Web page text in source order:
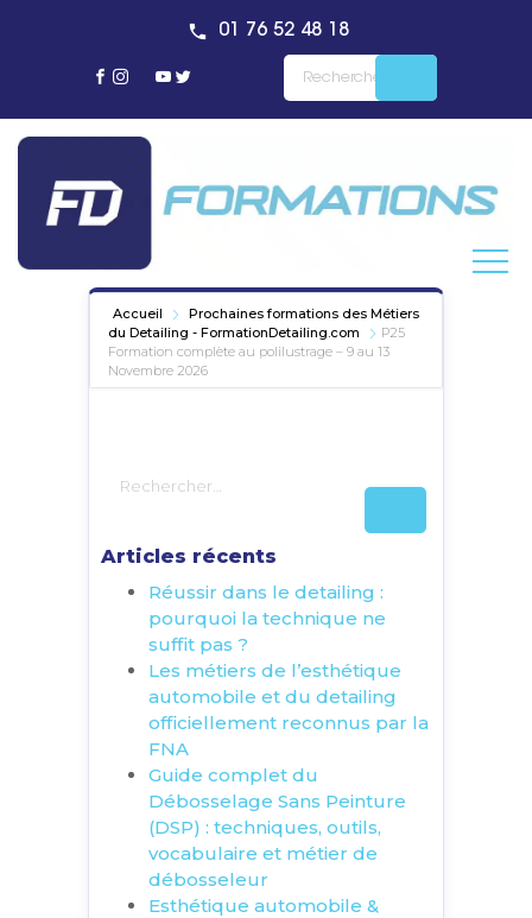
01 76 52 48 18
Accueil
Prochaines formations des Métiers
du Detailing - FormationDetailing.com
P25
Formation complète au polilustrage – 9 au 13
Novembre 2026
Articles récents
Réussir dans le detailing :
pourquoi la technique ne
suffit pas ?
Les métiers de l’esthétique
automobile et du detailing
officiellement reconnus par la
FNA
Guide complet du
Débosselage Sans Peinture
(DSP) : techniques, outils,
vocabulaire et métier de
débosseleur
Esthétique automobile &